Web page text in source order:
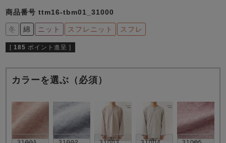
単品
ン単品
単品
ン単品
商品番号 ttm16-tbm01_31000
冬 綿 ニット スフレニット スフレ
[ 185 ポイント進呈 ]
カラーを選ぶ（必須）